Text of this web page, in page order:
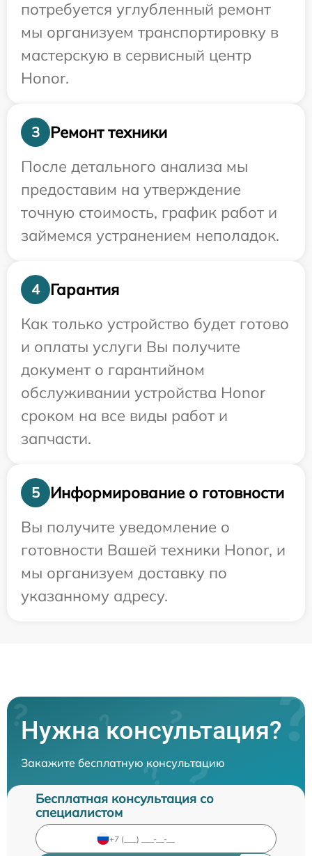
потребуется углубленный ремонт
мы организуем транспортировку в
мастерскую в сервисный центр
Honor.
3
Ремонт техники
После детального анализа мы
предоставим на утверждение
точную стоимость, график работ и
займемся устранением неполадок.
4
Гарантия
Как только устройство будет готово
и оплаты услуги Вы получите
документ о гарантийном
обслуживании устройства Honor
сроком на все виды работ и
запчасти.
5
Информирование о готовности
Вы получите уведомление о
готовности Вашей техники Honor, и
мы организуем доставку по
указанному адресу.
Нужна консультация?
Закажите бесплатную консультацию
Бесплатная консультация со
специалистом